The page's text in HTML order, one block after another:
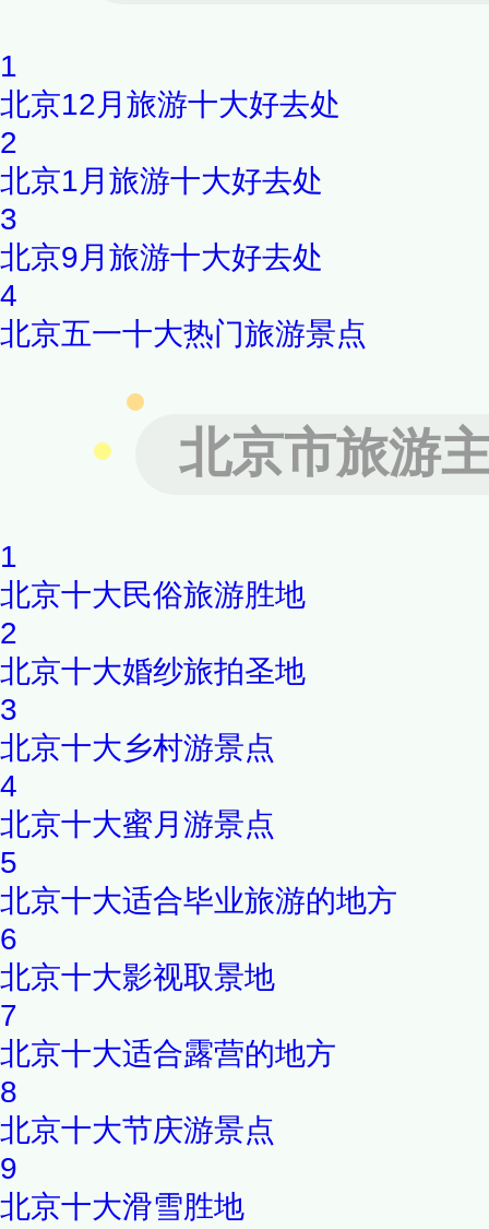
1
北京12月旅游十大好去处
2
北京1月旅游十大好去处
3
北京9月旅游十大好去处
4
北京五一十大热门旅游景点
北京市旅游
1
北京十大民俗旅游胜地
2
北京十大婚纱旅拍圣地
3
北京十大乡村游景点
4
北京十大蜜月游景点
5
北京十大适合毕业旅游的地方
6
北京十大影视取景地
7
北京十大适合露营的地方
8
北京十大节庆游景点
9
北京十大滑雪胜地